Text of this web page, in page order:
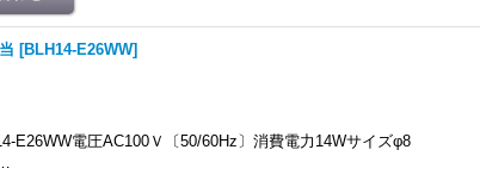
[BLH14-E26WW]
E26WW電圧AC100Ｖ〔50/60Hz〕消費電力14Wサイズφ8